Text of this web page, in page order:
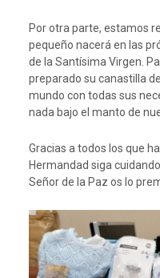
Por otra parte, estamos
pequeño nacerá en las
de la Santísima Virgen.
preparado su canastilla
mundo con todas sus
nada bajo el manto de
Gracias a todos los que
Hermandad siga
Señor de la Paz os lo